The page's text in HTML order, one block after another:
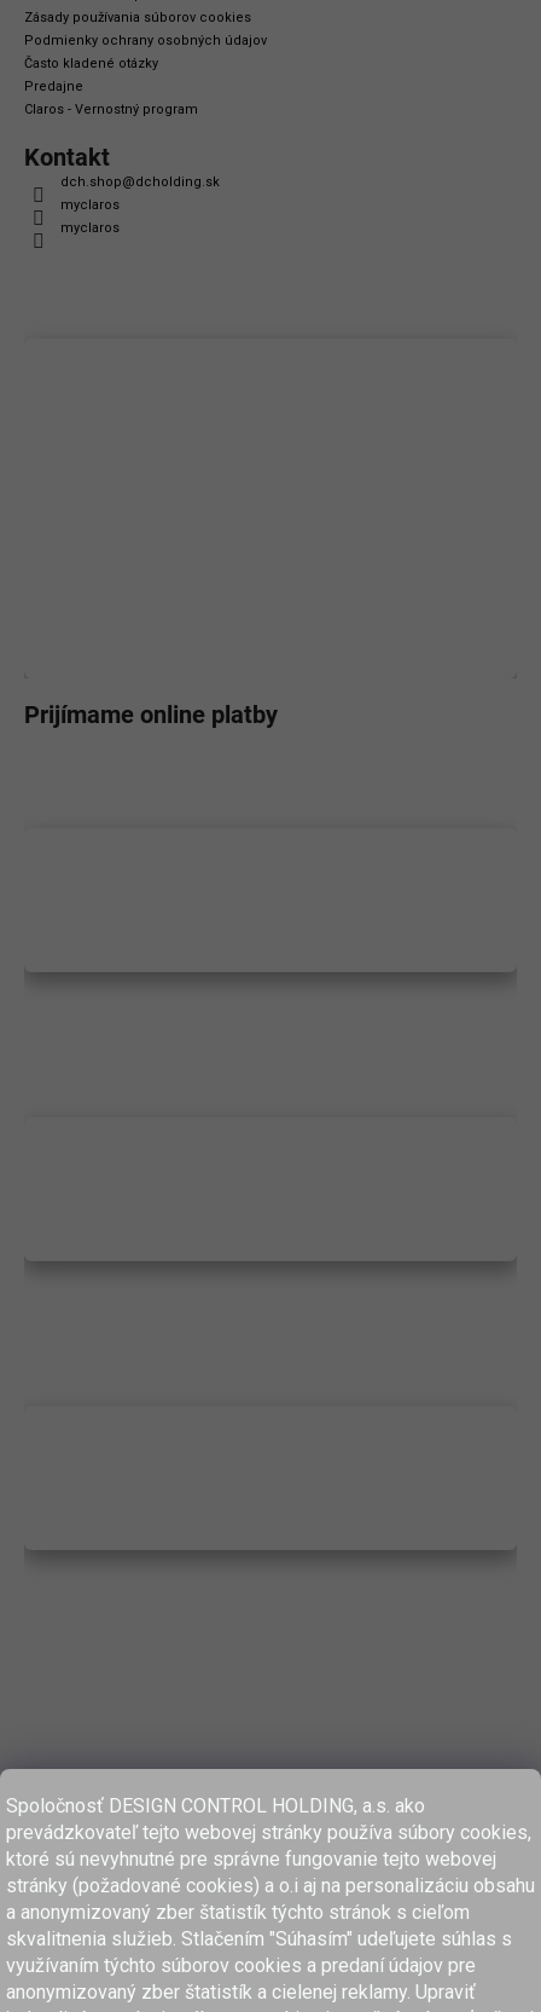
Spoločnosť DESIGN CONTROL HOLDING, a.s. ako
prevádzkovateľ tejto webovej stránky používa súbory cookies,
ktoré sú nevyhnutné pre správne fungovanie tejto webovej
stránky (požadované cookies) a o.i aj na personalizáciu obsahu
a anonymizovaný zber štatistík týchto stránok s cieľom
skvalitnenia služieb. Stlačením "Súhasím" udeľujete súhlas s
využívaním týchto súborov cookies a predaní údajov pre
anonymizovaný zber štatistík a cielenej reklamy. Upraviť
Zásady používania súborov cookies
Podmienky ochrany osobných údajov
Často kladené otázky
Predajne
Claros - Vernostný program
Kontakt
dch.shop@dcholding.sk
myclaros
myclaros
Prijímame online platby
www.dcholding.sk